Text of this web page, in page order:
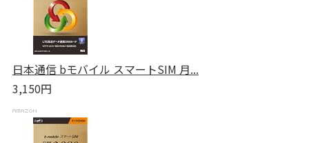
日本通信 bモバイル スマートSIM 月...
3,150円